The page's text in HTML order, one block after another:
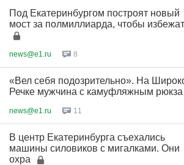
Под Екатеринбургом построят новый
мост за полмиллиарда, чтобы
news@e1.ru 8
«Вел себя подозрительно». На
Речке мужчина с камуфляжным рюкза
news@e1.ru 11
В центр Екатеринбурга съехались
машины силовиков с мигалками. Они
охра